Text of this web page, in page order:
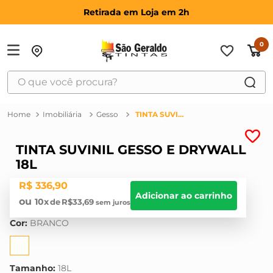
Retirada em Loja em 2h
0
O que você procura?
Imobiliária Gesso TINTA SUVINIL GESSO E DRYWALL 18L
TINTA SUVINIL GESSO E DRYWALL
18L
R$ 336,90
10 R$33,69
Adicionar ao carrinho
Cor: BRANCO
Tamanho: 18L
2º
bosch
3º
4º
tinta
7º